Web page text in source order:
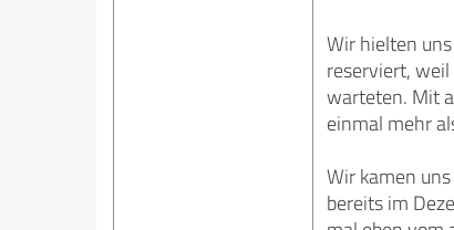
Wir hielten
reserviert,
warteten. Mit
einmal mehr
Wir kamen
bereits im